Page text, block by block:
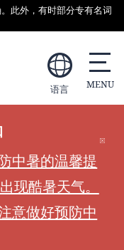
此外，有时部分专有名词
语言
中暑的温馨提
现酷暑天气。
意做好预防中